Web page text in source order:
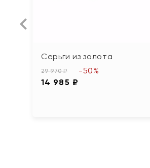
Серьги из золота
29 970 ₽
14 985 ₽
-50%